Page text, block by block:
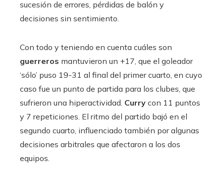
sucesión de errores, pérdidas de balón y
decisiones sin sentimiento.
Con todo y teniendo en cuenta cuáles son
guerreros mantuvieron un +17, que el goleador
‘sólo’ puso 19-31 al final del primer cuarto, en cuyo
caso fue un punto de partida para los clubes, que
sufrieron una hiperactividad. Curry con 11 puntos
y 7 repeticiones. El ritmo del partido bajó en el
segundo cuarto, influenciado también por algunas
decisiones arbitrales que afectaron a los dos
equipos.